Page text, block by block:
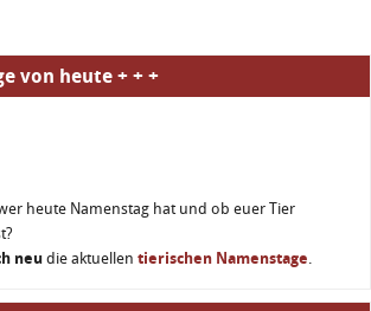
von heute + + +
heute Namenstag hat und ob euer Tier
neu die aktuellen tierischen Namenstage.